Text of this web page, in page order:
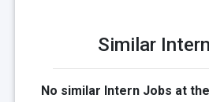
Similar
No similar Intern Jobs at